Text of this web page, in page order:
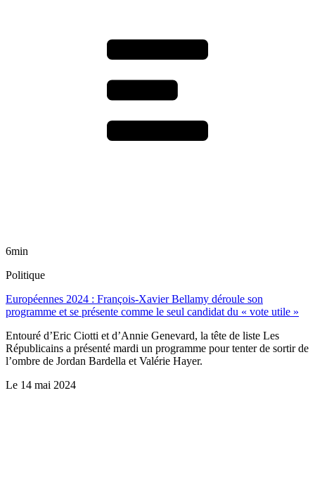
6min
Politique
Européennes 2024 : François-Xavier Bellamy déroule son
programme et se présente comme le seul candidat du « vote utile »
Entouré d’Eric Ciotti et d’Annie Genevard, la tête de liste Les
Républicains a présenté mardi un programme pour tenter de sortir de
l’ombre de Jordan Bardella et Valérie Hayer.
Le 14 mai 2024